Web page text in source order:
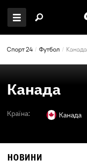
Спорт 24 Футбол Канада
Канада
Країна: Канада
НОВИНИ